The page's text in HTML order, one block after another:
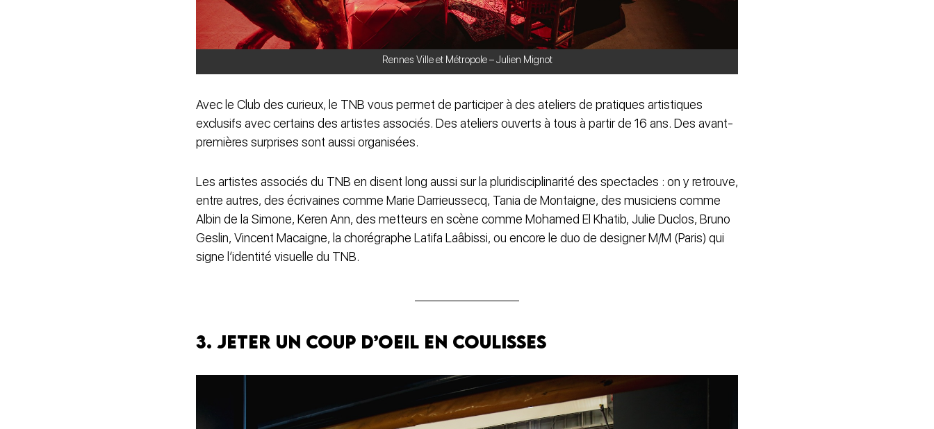
Rennes Ville et Métropole – Julien Mignot
Avec le Club des curieux, le TNB vous permet de participer à des ateliers de pratiques artistiques
exclusifs avec certains des artistes associés. Des ateliers ouverts à tous à partir de 16 ans. Des avant-
premières surprises sont aussi organisées.
Les artistes associés du TNB en disent long aussi sur la pluridisciplinarité des spectacles : on y retrouve,
entre autres, des écrivaines comme Marie Darrieussecq, Tania de Montaigne, des musiciens comme
Albin de la Simone, Keren Ann, des metteurs en scène comme Mohamed El Khatib, Julie Duclos, Bruno
Geslin, Vincent Macaigne, la chorégraphe Latifa Laâbissi, ou encore le duo de designer M/M (Paris) qui
signe l’identité visuelle du TNB.
3. Jeter un coup d’oeil en coulisses